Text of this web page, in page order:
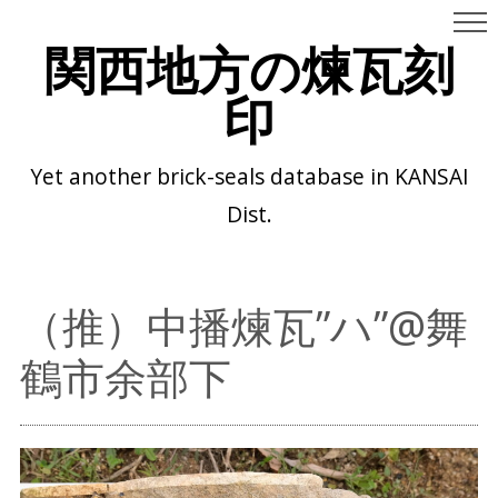
関西地方の煉瓦刻
印
Yet another brick-seals database in KANSAI
Dist.
（推）中播煉瓦”ハ”@舞
鶴市余部下